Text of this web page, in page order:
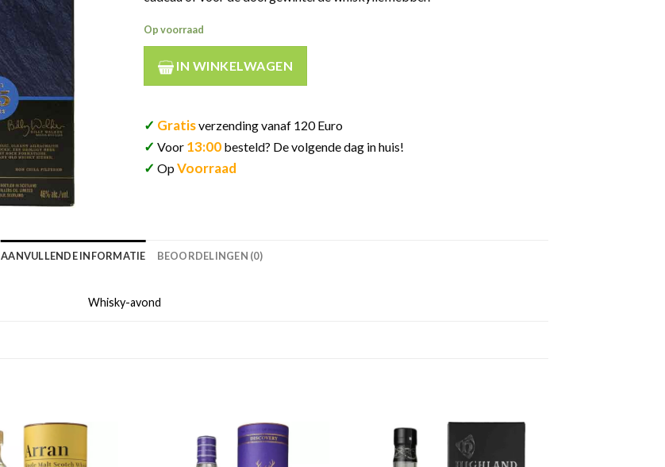
Op voorraad
IN WINKELWAGEN
✓ Gratisverzending vanaf 120 Euro
✓ Voor 13:00 besteld? De volgende dag in huis!
✓ OpVoorraad
AANVULLENDE INFORMATIE BEOORDELINGEN (0)
Whisky-avond